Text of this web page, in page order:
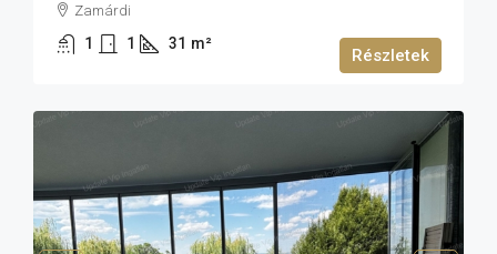
Zamárdi
1 1 31 m²
Részletek